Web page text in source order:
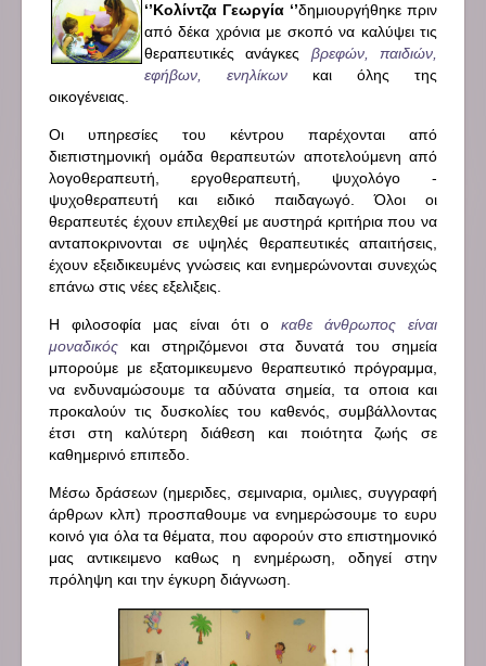
‘’Κολίντζα Γεωργία ‘’δημιουργήθηκε πριν
από δέκα χρόνια με σκοπό να καλύψει τις
θεραπευτικές ανάγκες βρεφών, παιδιών,
εφήβων, ενηλίκων και όλης της
οικογένειας.
Οι υπηρεσίες του κέντρου παρέχονται από
διεπιστημονική ομάδα θεραπευτών αποτελούμενη από
λογοθεραπευτή, εργοθεραπευτή, ψυχολόγο -
ψυχοθεραπευτή και ειδικό παιδαγωγό. Όλοι οι
θεραπευτές έχουν επιλεχθεί με αυστηρά κριτήρια που να
ανταποκρινονται σε υψηλές θεραπευτικές απαιτήσεις,
έχουν εξειδικευμένς γνώσεις και ενημερώνονται συνεχώς
επάνω στις νέες εξελιξεις.
Η φιλοσοφία μας είναι ότι οκαθε άνθρωπος είναι
μοναδικός και στηριζόμενοι στα δυνατά του σημεία
μπορούμε με εξατομικευμενο θεραπευτικό πρόγραμμα,
να ενδυναμώσουμε τα αδύνατα σημεία, τα οποια και
προκαλούν τις δυσκολίες του καθενός, συμβάλλοντας
έτσι στη καλύτερη διάθεση και ποιότητα ζωής σε
καθημερινό επιπεδο.
Μέσω δράσεων (ημεριδες, σεμιναρια, ομιλιες, συγγραφή
άρθρων κλπ) προσπαθουμε να ενημερώσουμε το ευρυ
κοινό για όλα τα θέματα, που αφορούν στο επιστημονικό
μας αντικειμενο καθως η ενημέρωση, οδηγεί στην
πρόληψη και την έγκυρη διάγνωση.